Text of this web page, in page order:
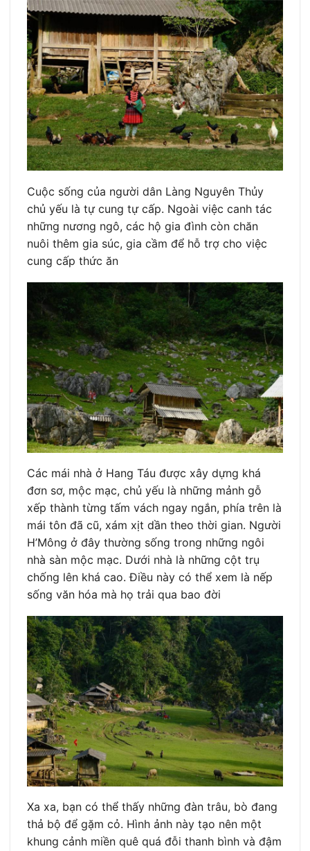
Cuộc sống của người dân Làng Nguyên Thủy
chủ yếu là tự cung tự cấp. Ngoài việc canh tác
những nương ngô, các hộ gia đình còn chăn
nuôi thêm gia súc, gia cầm để hỗ trợ cho việc
cung cấp thức ăn
Các mái nhà ở Hang Táu được xây dựng khá
đơn sơ, mộc mạc, chủ yếu là những mảnh gỗ
xếp thành từng tấm vách ngay ngắn, phía trên là
mái tôn đã cũ, xám xịt dần theo thời gian. Người
H’Mông ở đây thường sống trong những ngôi
nhà sàn mộc mạc. Dưới nhà là những cột trụ
chống lên khá cao. Điều này có thể xem là nếp
sống văn hóa mà họ trải qua bao đời
Xa xa, bạn có thể thấy những đàn trâu, bò đang
thả bộ để gặm cỏ. Hình ảnh này tạo nên một
khung cảnh miền quê quá đỗi thanh bình và đậm